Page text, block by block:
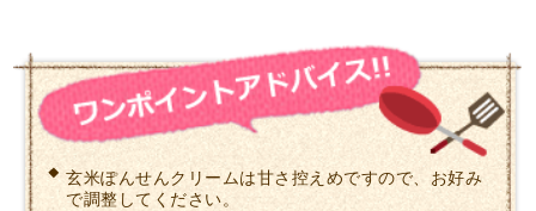
玄米ぽんせんクリームは甘さ控えめですので、お好み
で調整してください。